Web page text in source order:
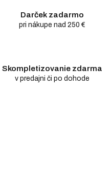
Darček zadarmo
pri nákupe nad 250 €
Skompletizovanie zdarma
v predajni či po dohode